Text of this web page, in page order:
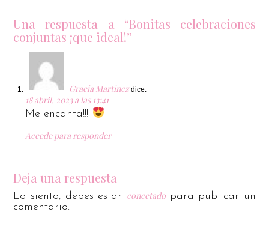
Una respuesta a “Bonitas celebraciones
conjuntas ¡que ideal!”
Gracia Martinez dice:
18 abril, 2023 a las 13:41
Me encanta!!!
Accede para responder
Deja una respuesta
Lo siento, debes estar conectadopara publicar un
comentario.